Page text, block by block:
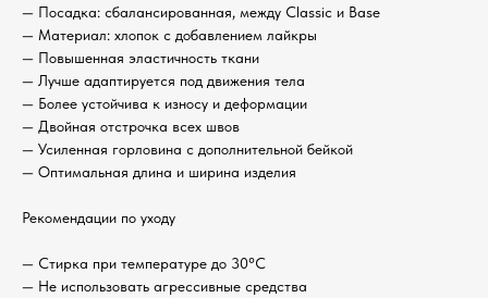
— Посадка: сбалансированная, между Classic и Base
— Материал: хлопок с добавлением лайкры
— Повышенная эластичность ткани
— Лучше адаптируется под движения тела
— Более устойчива к износу и деформации
— Двойная отстрочка всех швов
— Усиленная горловина с дополнительной бейкой
— Оптимальная длина и ширина изделия
Рекомендации по уходу
— Стирка при температуре до 30°C
— Не использовать агрессивные средства